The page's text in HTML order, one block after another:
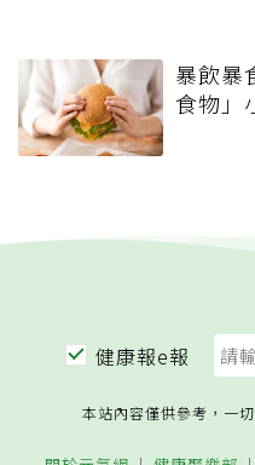
暴飲暴
食物」
健康報e報
本站內容僅供參考，一